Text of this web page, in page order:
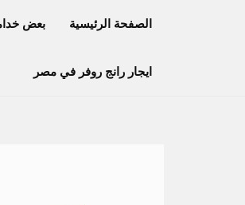
الصفحة الرئيسية بعض
ايجار رانج روفر في مصر